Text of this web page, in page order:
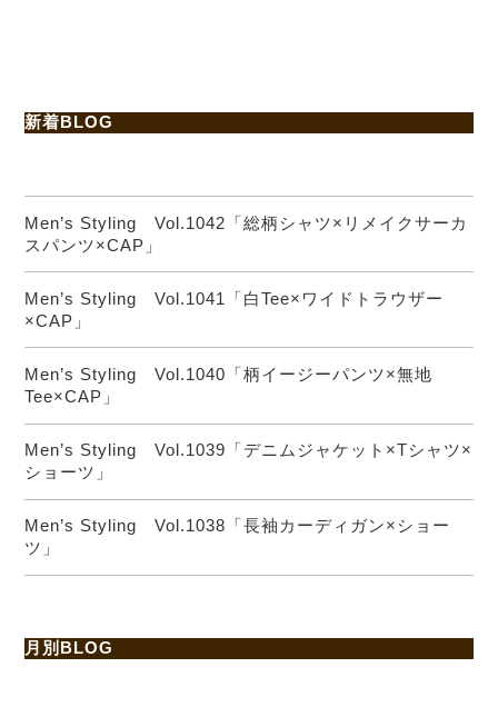
新着BLOG
Men’s Styling Vol.1042「総柄シャツ×リメイクサーカ
スパンツ×CAP」
Men’s Styling Vol.1041「白Tee×ワイドトラウザー
×CAP」
Men’s Styling Vol.1040「柄イージーパンツ×無地
Tee×CAP」
Men’s Styling Vol.1039「デニムジャケット×Tシャツ×
ショーツ」
Men’s Styling Vol.1038「長袖カーディガン×ショー
ツ」
月別BLOG